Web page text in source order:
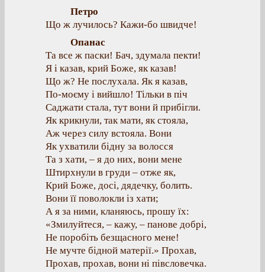
Петро
Що ж лучилось? Кажи-бо швидче!
Опанас
Та все ж паски! Бач, здумала пекти!
Я і казав, крий Боже, як казав!
Що ж? Не послухала. Як я казав,
По-моєму і вийшло! Тільки в піч
Саджати стала, тут вони й прибігли.
Як крикнули, так мати, як стояла,
Аж через силу встояла. Вони
Як ухватили бідну за волосся
Та з хати, – я до них, вони мене
Штирхнули в груди – отже як,
Крий Боже, досі, дядечку, болить.
Вони її поволокли із хати;
А я за ними, кланяюсь, прошу їх:
«Змилуйтеся, – кажу, – панове добрі,
Не поробіть безщасного мене!
Не мучте бідной матерії.» Прохав,
Прохав, прохав, вони ні півсловечка.